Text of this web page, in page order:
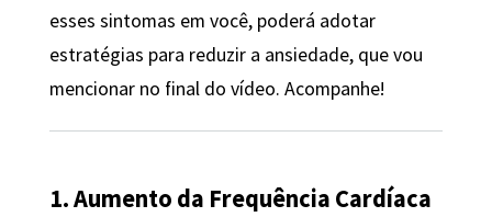
esses sintomas em você, poderá adotar
estratégias para reduzir a ansiedade, que vou
mencionar no final do vídeo. Acompanhe!
1. Aumento da Frequência Cardíaca